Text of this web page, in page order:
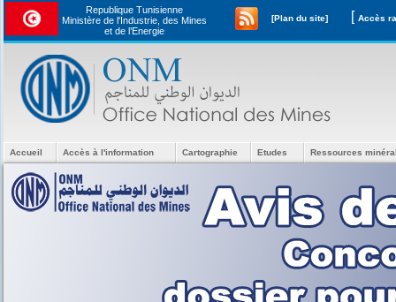
Republique Tunisienne
Ministère de l'Industrie, des Mines
et de l’Energie
[Plan du site] [
Accueil Accès à l'information Cartographie Etudes Ressources